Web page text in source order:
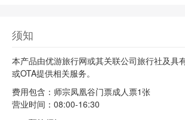
须知
本产品由优游旅行网或其关联公司旅行社及具
或OTA提供相关服务。
费用包含：师宗凤凰谷门票成人票1张
营业时间：08:00-16:30